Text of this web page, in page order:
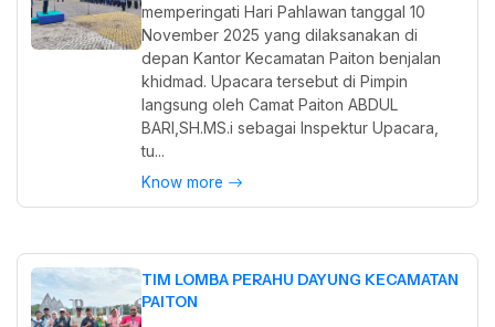
memperingati Hari Pahlawan tanggal 10
November 2025 yang dilaksanakan di
depan Kantor Kecamatan Paiton benjalan
khidmad. Upacara tersebut di Pimpin
langsung oleh Camat Paiton ABDUL
BARI,SH.MS.i sebagai Inspektur Upacara,
tu...
Know more
TIM LOMBA PERAHU DAYUNG KECAMATAN
PAITON